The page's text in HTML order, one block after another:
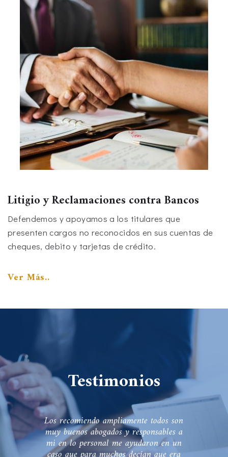
Litigio y Reclamaciones contra Bancos
Defendemos y apoyamos a los titulares que
presenten cargos no reconocidos en sus cuentas de
cheques, debito y tarjetas de crédito.
Ver Más..
Testimonios
son
a
un
Excelente servicio, donde brindaron
total apoyo y resolvieron
satisfactoriamente nuestro problema.